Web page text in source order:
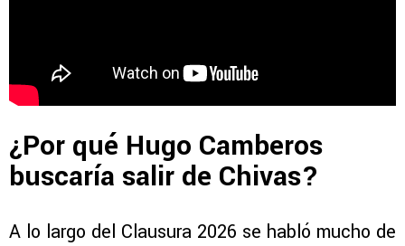
¿Por qué Hugo Camberos
buscaría salir de Chivas?
A lo largo del Clausura 2026 se habló mucho de